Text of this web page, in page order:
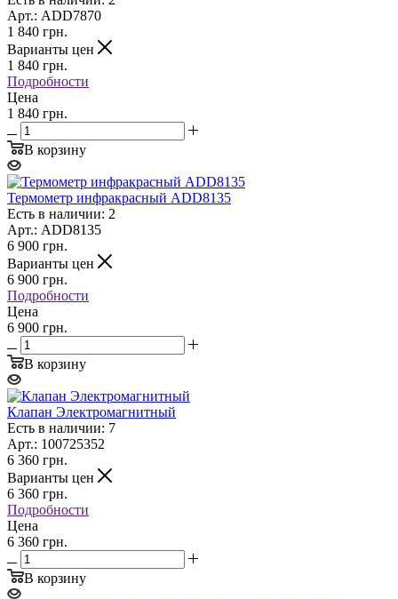
Арт.: ADD7870
1 840 грн.
Варианты цен
1 840 грн.
Подробности
Цена
1 840 грн.
В корзину
Термометр инфракрасный ADD8135
Есть в наличии: 2
Арт.: ADD8135
6 900 грн.
Варианты цен
6 900 грн.
Подробности
Цена
6 900 грн.
В корзину
Клапан Электромагнитный
Есть в наличии: 7
Арт.: 100725352
6 360 грн.
Варианты цен
6 360 грн.
Подробности
Цена
6 360 грн.
В корзину